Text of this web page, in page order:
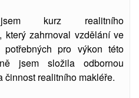
jsem kurz realitního
který zahrnoval vzdělání ve
potřebných pro výkon této
jsem složila odbornou
činnost realitního makléře.